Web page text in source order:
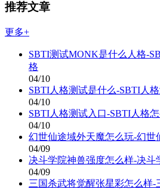
推荐文章
更多+
SBTI测试MONK是什么人格-
格
04/10
SBTI人格测试是什么-SBTI人
04/10
SBTI人格测试入口-SBTI人格
04/10
幻世仙途域外天魔怎么玩-幻世
04/09
决斗学院神兽强度怎么样-决斗
04/09
三国杀武将觉醒张星彩怎么样-